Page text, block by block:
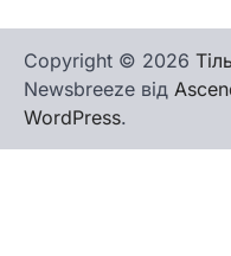
Copyright © 2026
Newsbreeze від
WordPress.